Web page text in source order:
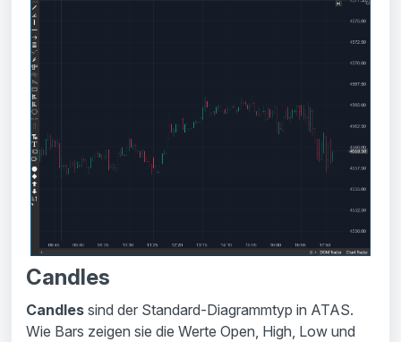
Candles
Candles sind der Standard-Diagrammtyp in ATAS.
Wie Bars zeigen sie die Werte Open, High, Low und